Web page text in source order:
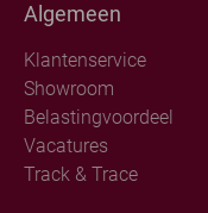
Algemeen
Klantenservice
Showroom
Belastingvoordeel
Vacatures
Track & Trace